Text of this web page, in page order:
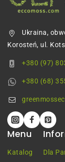
Ukraina,
Korosteń, ul.
+380 (97)
+380 (68)
Menu
Katalog
Dla